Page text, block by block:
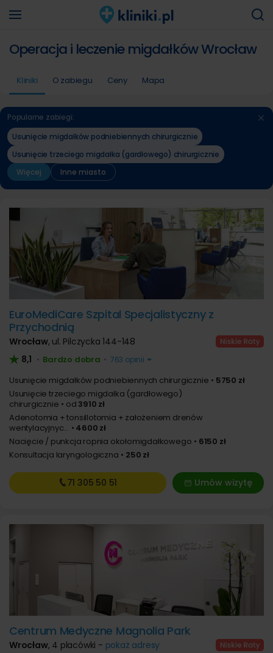
Operacja i leczenie migdałków Wrocław
Kliniki O zabiegu Ceny Mapa
Popularne zabiegi:
Usunięcie migdałków podniebiennych chirurgicznie
Usunięcie trzeciego migdałka (gardłowego) chirurgicznie
Więcej
Inne miasto
EuroMediCare Szpital Specjalistyczny z
Przychodnią
Wrocław, ul. Pilczycka 144-148
8,1 • Bardzo dobra • 763 opinii
Usunięcie migdałków podniebiennych chirurgicznie
5750 zł
Usunięcie trzeciego migdałka (gardłowego)
chirurgicznie
od 3910 zł
Adenotomia + tonsillotomia + założeniem drenów
wentylacyjnyc...
4600 zł
Nacięcie / punkcja ropnia okołomigdałkowego
6150 zł
Konsultacja laryngologiczna
250 zł
Umów wizytę
71 305 50 51
Centrum Medyczne Magnolia Park
Wrocław, 4 placówki - pokaż adresy